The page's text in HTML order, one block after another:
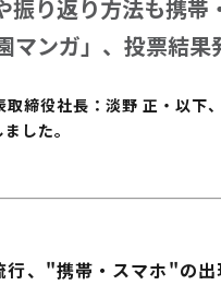
り返り方法も携帯
ンガ」、投票結果
締役社長：淡野 正・以下
した。
行、"携帯・スマホ"の